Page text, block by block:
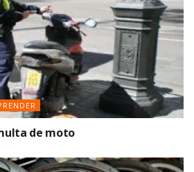
de moto